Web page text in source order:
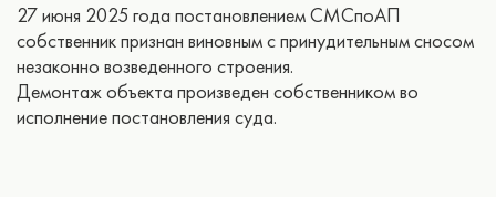
27 июня 2025 года постановлением СМСпоАП
собственник признан виновным с принудительным сносом
незаконно возведенного строения.
Демонтаж объекта произведен собственником во
исполнение постановления суда.